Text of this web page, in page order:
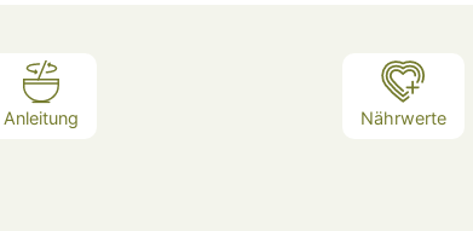
Anleitung Nährwerte